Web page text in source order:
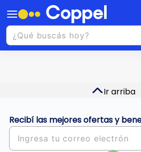
Ir arriba
Recibí las mejores ofertas y